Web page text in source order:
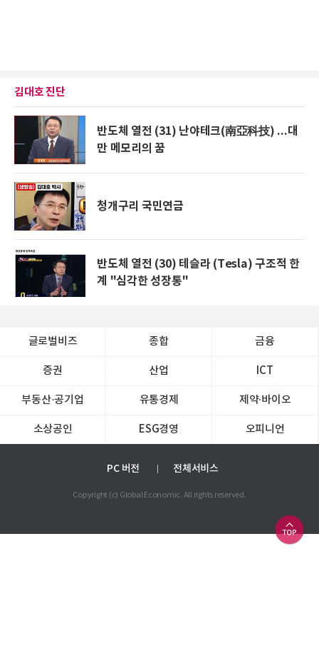
김대호 진단
반도체 열전 (31) 난야테크(南亞科技) ...대
만 메모리의 꿈
청개구리 국민연금
반도체 열전 (30) 테슬라 (Tesla) 구조적 한
계 "심각한 성장통"
글로벌비즈 종합 금융
증권 산업 ICT
부동산·공기업 유통경제 제약∙바이오
소상공인 ESG경영 오피니언
PC 버전 전체서비스
Copyright (c) Global Economic. All rights reserved.